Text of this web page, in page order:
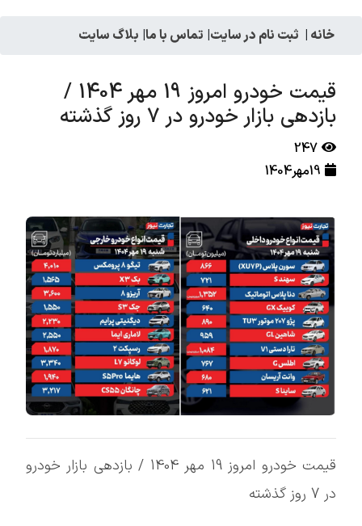
خانه | ثبت نام در سایت| تماس با ما| بلاگ سایت
قیمت خودرو امروز 19 مهر 1404 /
بازدهی بازار خودرو در 7 روز گذشته
247
19مهر1404
قیمت خودرو امروز 19 مهر 1404 / بازدهی بازار خودرو
در 7 روز گذشته